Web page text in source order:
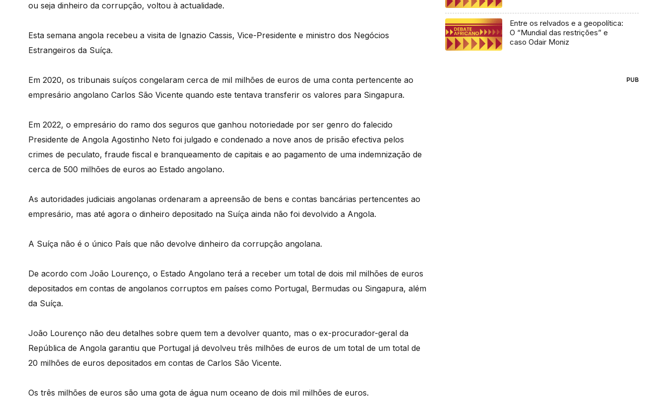
ou seja dinheiro da corrupção, voltou à actualidade.
Esta semana angola recebeu a visita de Ignazio Cassis, Vice-Presidente e ministro dos Negócios
Estrangeiros da Suíça.
Em 2020, os tribunais suíços congelaram cerca de mil milhões de euros de uma conta pertencente ao
empresário angolano Carlos São Vicente quando este tentava transferir os valores para Singapura.
Em 2022, o empresário do ramo dos seguros que ganhou notoriedade por ser genro do falecido
Presidente de Angola Agostinho Neto foi julgado e condenado a nove anos de prisão efectiva pelos
crimes de peculato, fraude fiscal e branqueamento de capitais e ao pagamento de uma indemnização de
cerca de 500 milhões de euros ao Estado angolano.
As autoridades judiciais angolanas ordenaram a apreensão de bens e contas bancárias pertencentes ao
empresário, mas até agora o dinheiro depositado na Suíça ainda não foi devolvido a Angola.
A Suíça não é o único País que não devolve dinheiro da corrupção angolana.
De acordo com João Lourenço, o Estado Angolano terá a receber um total de dois mil milhões de euros
depositados em contas de angolanos corruptos em países como Portugal, Bermudas ou Singapura, além
da Suíça.
João Lourenço não deu detalhes sobre quem tem a devolver quanto, mas o ex-procurador-geral da
República de Angola garantiu que Portugal já devolveu três milhões de euros de um total de um total de
20 milhões de euros depositados em contas de Carlos São Vicente.
Os três milhões de euros são uma gota de água num oceano de dois mil milhões de euros.
Entre os relvados e a geopolítica:
O “Mundial das restrições” e
caso Odair Moniz
PUB